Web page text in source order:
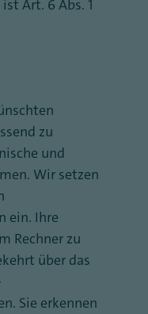
Art. 6 Abs. 1
zu
und
Wir setzen
ein. Ihre
Rechner zu
über das
Sie erkennen